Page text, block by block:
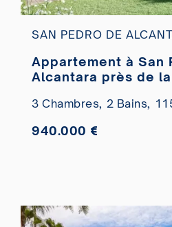
SAN PEDRO DE
Appartement à San
Alcantara près de
3 Chambres, 2 Bains,
940.000 €